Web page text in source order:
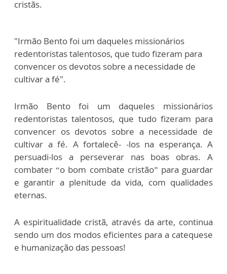
cristãs.
"Irmão Bento foi um daqueles missionários
redentoristas talentosos, que tudo fizeram para
convencer os devotos sobre a necessidade de
cultivar a fé".
Irmão Bento foi um daqueles missionários
redentoristas talentosos, que tudo fizeram para
convencer os devotos sobre a necessidade de
cultivar a fé. A fortalecê- -los na esperança. A
persuadi-los a perseverar nas boas obras. A
combater “o bom combate cristão” para guardar
e garantir a plenitude da vida, com qualidades
eternas.
A espiritualidade cristã, através da arte, continua
sendo um dos modos eficientes para a catequese
e humanização das pessoas!